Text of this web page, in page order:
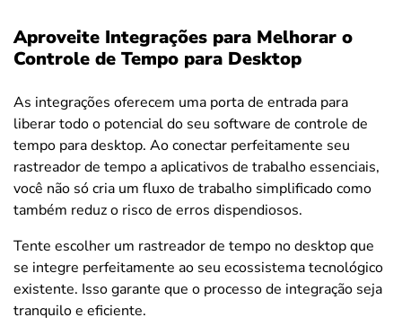
Aproveite Integrações para Melhorar o
Controle de Tempo para Desktop
As integrações oferecem uma porta de entrada para
liberar todo o potencial do seu software de controle de
tempo para desktop. Ao conectar perfeitamente seu
rastreador de tempo a aplicativos de trabalho essenciais,
você não só cria um fluxo de trabalho simplificado como
também reduz o risco de erros dispendiosos.
Tente escolher um rastreador de tempo no desktop que
se integre perfeitamente ao seu ecossistema tecnológico
existente. Isso garante que o processo de integração seja
tranquilo e eficiente.